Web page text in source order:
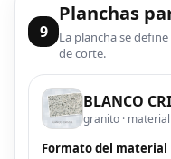
9
Planchas
La plancha se
de corte.
BLANCO
granito ·
Formato del material